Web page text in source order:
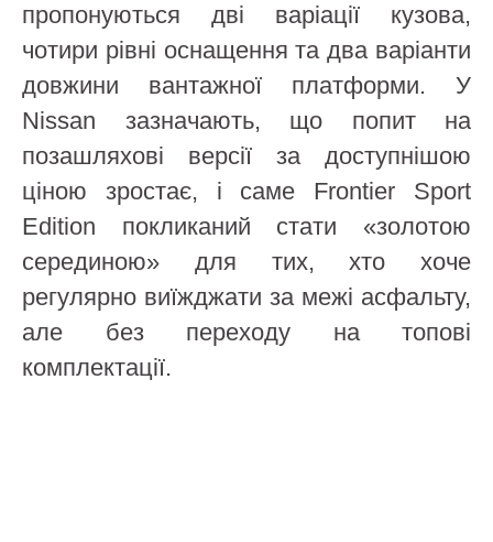
пропонуються дві варіації кузова,
чотири рівні оснащення та два варіанти
довжини вантажної платформи. У
Nissan зазначають, що попит на
позашляхові версії за доступнішою
ціною зростає, і саме Frontier Sport
Edition покликаний стати «золотою
серединою» для тих, хто хоче
регулярно виїжджати за межі асфальту,
але без переходу на топові
комплектації.